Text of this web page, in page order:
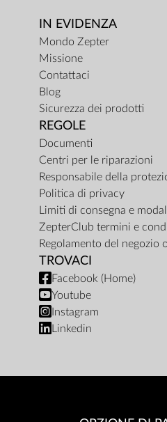
IN EVIDENZA
Mondo Zepter
Missione
Contattaci
Blog
Sicurezza dei prodotti
REGOLE
Documenti
Centri per le riparazioni
Responsabile della
Politica di privacy
Limiti di consegna e
ZepterClub termini e
Regolamento del negozio
TROVACI
Facebook (Home)
Youtube
Instagram
Linkedin